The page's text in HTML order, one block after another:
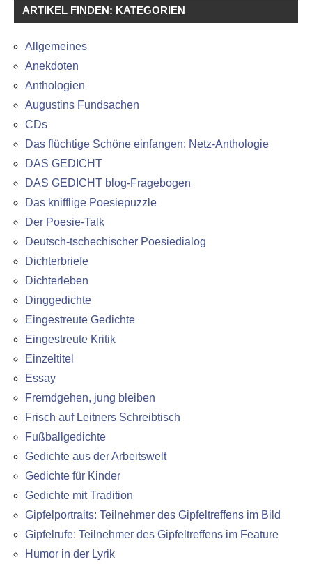
ARTIKEL FINDEN: KATEGORIEN
Allgemeines
Anekdoten
Anthologien
Augustins Fundsachen
CDs
Das flüchtige Schöne einfangen: Netz-Anthologie
DAS GEDICHT
DAS GEDICHT blog-Fragebogen
Das knifflige Poesiepuzzle
Der Poesie-Talk
Deutsch-tschechischer Poesiedialog
Dichterbriefe
Dichterleben
Dinggedichte
Eingestreute Gedichte
Eingestreute Kritik
Einzeltitel
Essay
Fremdgehen, jung bleiben
Frisch auf Leitners Schreibtisch
Fußballgedichte
Gedichte aus der Arbeitswelt
Gedichte für Kinder
Gedichte mit Tradition
Gipfelportraits: Teilnehmer des Gipfeltreffens im Bild
Gipfelrufe: Teilnehmer des Gipfeltreffens im Feature
Humor in der Lyrik